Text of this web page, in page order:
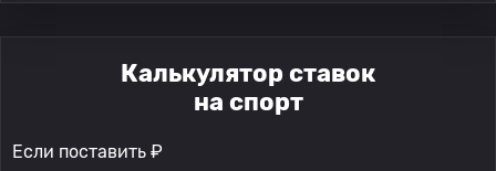
Калькулятор ставок
на спорт
Если поставить ₽